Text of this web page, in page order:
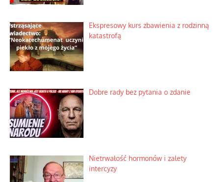
Ekspresowy kurs zbawienia z rodzinną
katastrofą
Dobre rady bez pytania o zdanie
Nietrwałość hormonów i zalety
intercyzy